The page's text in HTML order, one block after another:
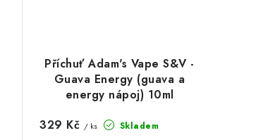
Příchuť Adam's Vape S&V -
Guava Energy (guava a
energy nápoj) 10ml
Skladem
329 Kč / ks